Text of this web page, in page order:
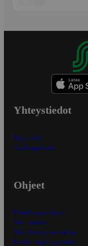
Yhteystiedot
Myymälät
Asiakaspalvelu
Ohjeet
Ensitilaajan ohjeet
Näin maksat
Näin tilaat ja muokkaat
Kaikki ohjeet ja vinkit